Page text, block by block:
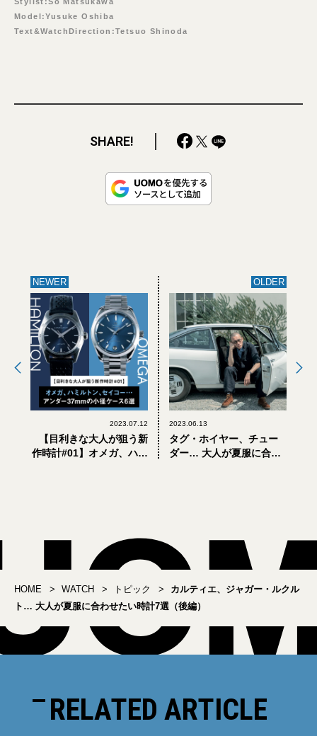
Model:Yusuke Oshiba
Text&WatchDirection:Tetsuo Shinoda
SHARE!
NEWER
2023.07.12
【目利きな大人が狙う新
作時計#01】オメガ、ハミ
OLDER
2023.06.13
タグ・ホイヤー、チュー
ダー… 大人が夏服に合わ
HOME WATCH トピック
カルティエ、ジャガー・ルクル
ト… 大人が夏服に合わせたい時計7選（後編）
RELATED ARTICLE